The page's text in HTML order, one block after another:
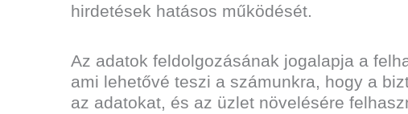
hirdetések hatásos működését.
Az adatok feldolgozásának jogalapja a
ami lehetővé teszi a számunkra, hogy a
az adatokat, és az üzlet növelésére